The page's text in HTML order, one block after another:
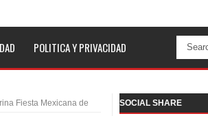
POLITICA Y PRIVACIDAD
Fiesta Mexicana de
SOCIAL SHARE